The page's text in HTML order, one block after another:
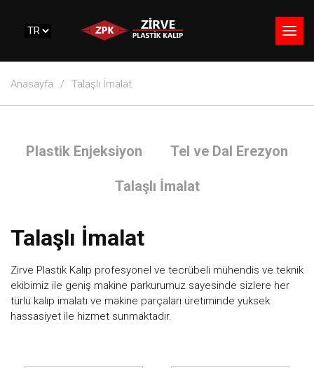
Anasayfa Talaşlı İmalat
Plastik Enjeksiyon Tel ve Dal Erezyon
Talaşlı İmalat
Talaşlı İmalat
Zirve Plastik Kalıp profesyonel ve tecrübeli mühendis ve teknik
ekibimiz ile geniş makine parkurumuz sayesinde sizlere her
türlü kalıp imalatı ve makine parçaları üretiminde yüksek
hassasiyet ile hizmet sunmaktadır.